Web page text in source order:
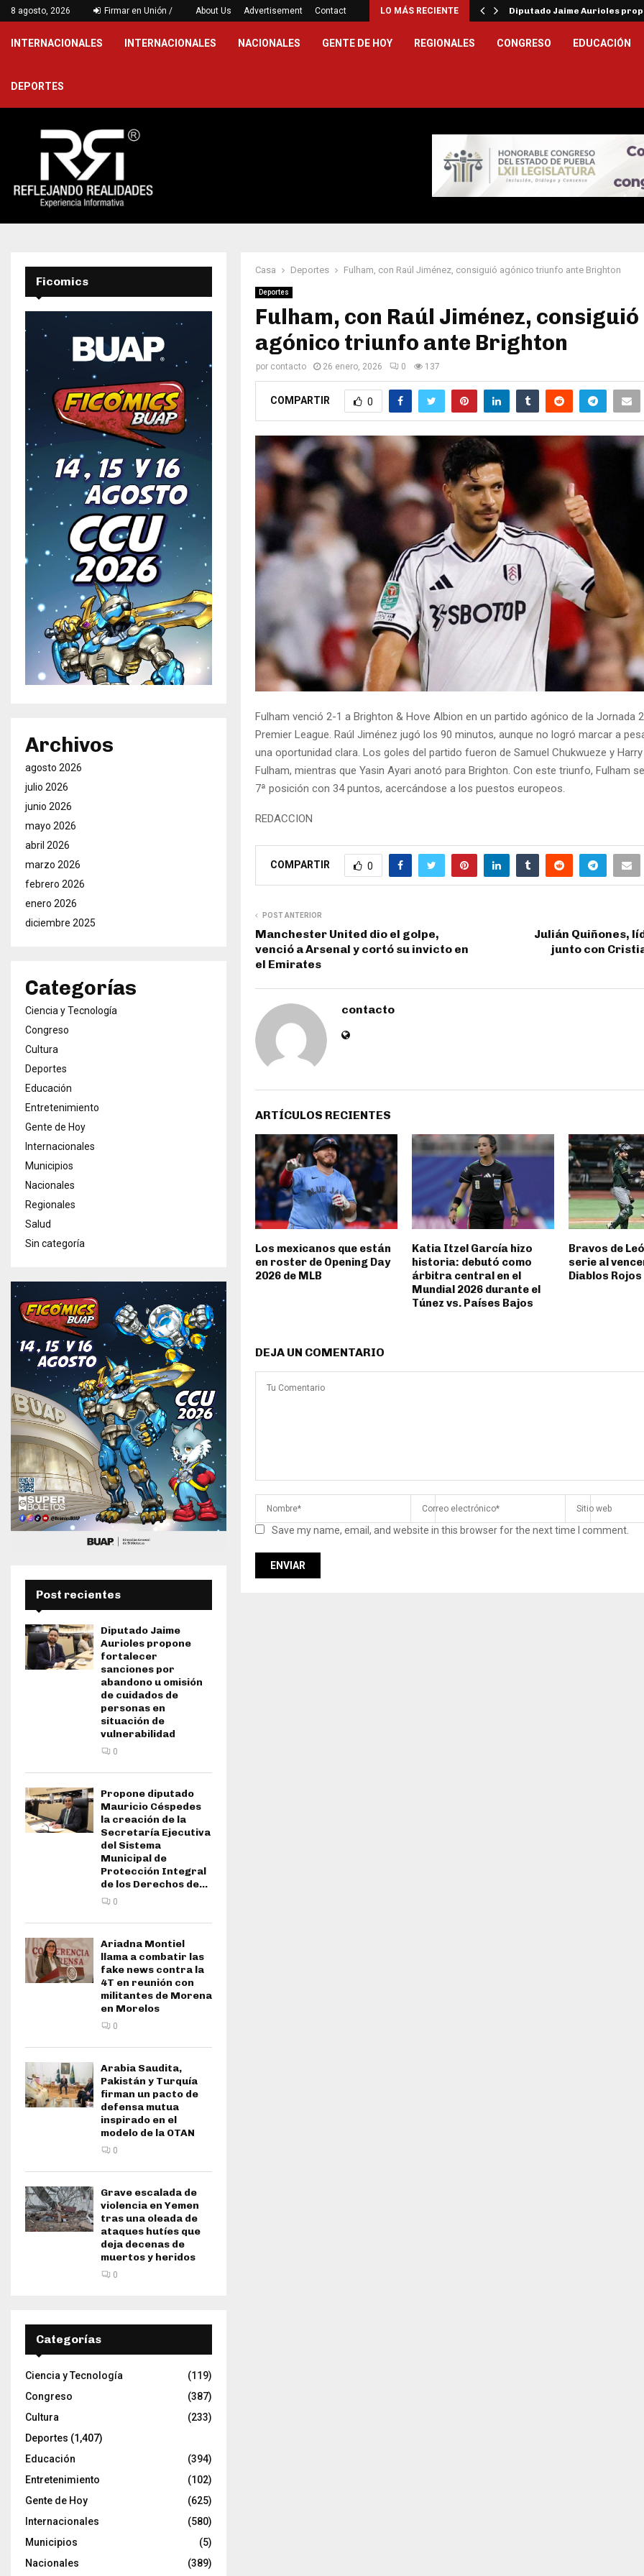
8 agosto, 2026 Firmar en Unión / About Us Advertisement Contact LO MÁS RECIENTE
Victoria jarocha en Puebla para cerrar la… Diputado Jaime Aurioles
INTERNACIONALES INTERNACIONALES NACIONALES GENTE DE HOY REGIONALES CONGRESO EDUCACIÓN
DEPORTES
Casa Deportes Fulham, con Raúl Jiménez, consiguió agónico triunfo ante Brighton
Deportes
Fulham, con Raúl Jiménez, consiguió
agónico triunfo ante Brighton
por contacto 26 enero, 2026 0 137
COMPARTIR 0
Fulham venció 2-1 a Brighton & Hove Albion en un partido agónico de la Jornada
Premier League. Raúl Jiménez jugó los 90 minutos, aunque no logró marcar a
una oportunidad clara. Los goles del partido fueron de Samuel Chukwueze y
Fulham, mientras que Yasin Ayari anotó para Brighton. Con este triunfo, Fulham
7ª posición con 34 puntos, acercándose a los puestos europeos.
REDACCION
COMPARTIR 0
POST ANTERIOR
Manchester United dio el golpe,
venció a Arsenal y cortó su invicto en
el Emirates
Julián Quiñones,
junto con
contacto
ARTÍCULOS RECIENTES
Los mexicanos que están
en roster de Opening Day
2026 de MLB
Katia Itzel García hizo
historia: debutó como
árbitra central en el
Mundial 2026 durante el
Túnez vs. Países Bajos
Bravos de
serie al
Diablos Rojos
DEJA UN COMENTARIO
Save my name, email, and website in this browser for the next time I comment.
Ficomics
Archivos
agosto 2026
julio 2026
junio 2026
mayo 2026
abril 2026
marzo 2026
febrero 2026
enero 2026
diciembre 2025
Categorías
Ciencia y Tecnología
Congreso
Cultura
Deportes
Educación
Entretenimiento
Gente de Hoy
Internacionales
Municipios
Nacionales
Regionales
Salud
Sin categoría
Post recientes
Diputado Jaime
Aurioles propone
fortalecer
sanciones por
abandono u omisión
de cuidados de
personas en
situación de
vulnerabilidad
0
Propone diputado
Mauricio Céspedes
la creación de la
Secretaría Ejecutiva
del Sistema
Municipal de
Protección Integral
de los Derechos de...
0
Ariadna Montiel
llama a combatir las
fake news contra la
4T en reunión con
militantes de Morena
en Morelos
0
Arabia Saudita,
Pakistán y Turquía
firman un pacto de
defensa mutua
inspirado en el
modelo de la OTAN
0
Grave escalada de
violencia en Yemen
tras una oleada de
ataques hutíes que
deja decenas de
muertos y heridos
0
Categorías
Ciencia y Tecnología
(119)
Congreso
(387)
Cultura
(233)
Deportes (1,407)
Educación
(394)
Entretenimiento
(102)
Gente de Hoy
(625)
Internacionales
(580)
Municipios
(5)
Nacionales
(389)